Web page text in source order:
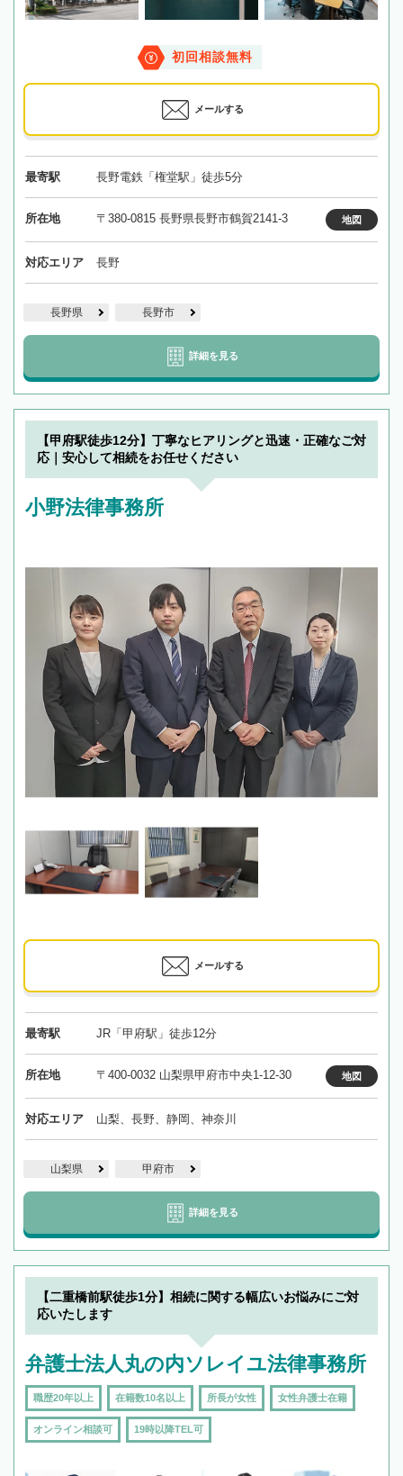
初回相談無料
メールする
最寄駅 長野電鉄「権堂駅」徒歩5分
所在地 〒380-0815 長野県長野市鶴賀2141-3 地図
対応エリア 長野
長野県 長野市
詳細を見る
【甲府駅徒歩12分】丁寧なヒアリングと迅速・正確なご対
応｜安心して相続をお任せください
小野法律事務所
メールする
最寄駅 JR「甲府駅」徒歩12分
所在地 〒400-0032 山梨県甲府市中央1-12-30 地図
対応エリア 山梨、長野、静岡、神奈川
山梨県 甲府市
詳細を見る
【二重橋前駅徒歩1分】相続に関する幅広いお悩みにご対
応いたします
弁護士法人丸の内ソレイユ法律事務所
職歴20年以上 在籍数10名以上 所長が女性 女性弁護士在籍
オンライン相談可 19時以降TEL可